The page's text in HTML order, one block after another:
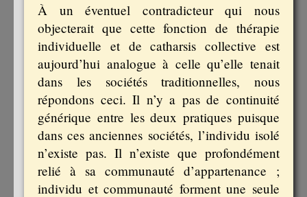
À un éventuel contradicteur qui nous
objecterait que cette fonction de thérapie
individuelle et de catharsis collective est
aujourd’hui analogue à celle qu’elle tenait
dans les sociétés traditionnelles, nous
répondons ceci. Il n’y a pas de continuité
générique entre les deux pratiques puisque
dans ces anciennes sociétés, l’individu isolé
n’existe pas. Il n’existe que profondément
relié à sa communauté d’appartenance ;
individu et communauté forment une seule